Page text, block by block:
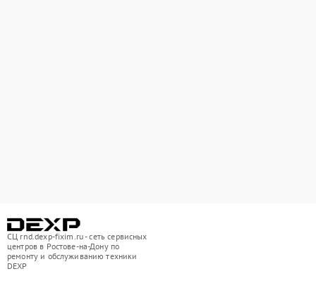
СЦ rnd.dexp-fixim.ru - сеть сервисных
центров в Ростове-на-Дону по
ремонту и обслуживанию техники
DEXP